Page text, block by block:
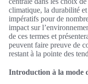
climatique, la durabilité
impératifs pour de
impact sur
de ces termes et
peuvent faire preuve de
restant à la pointe des
Introduction à la mode